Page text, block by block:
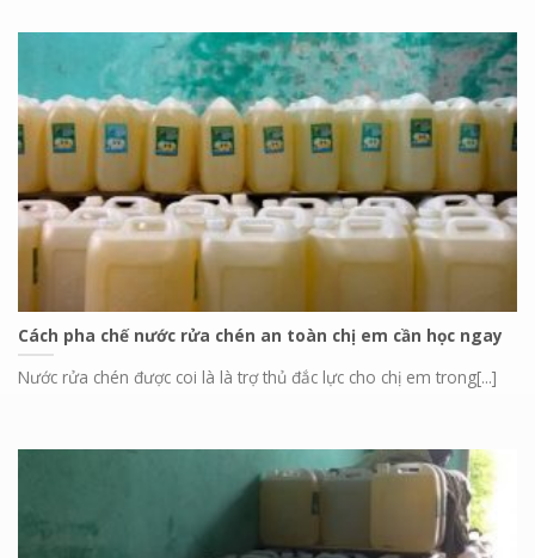
Cách pha chế nước rửa chén an toàn chị em cần học ngay
Nước rửa chén được coi là là trợ thủ đắc lực cho chị em trong[...]